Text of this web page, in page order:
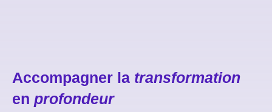
Accompagner la transformation
en profondeur